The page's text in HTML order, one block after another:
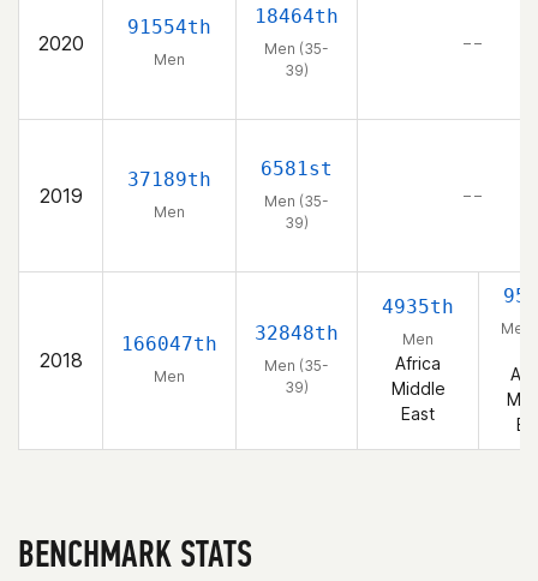
2020
91554th
Men
18464th
Men (35-
39)
– –
2019
37189th
Men
6581st
Men (35-
39)
– –
2018
166047th
Men
32848th
Men (35-
39)
4935th
Men
Africa
Middle
East
Men
BENCHMARK STATS